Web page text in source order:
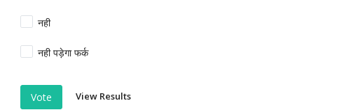
नही
नही पड़ेगा फर्क
Vote View Results